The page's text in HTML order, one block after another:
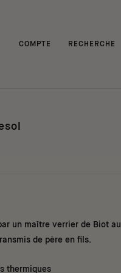
COMPTE RECHERCHE
un maître verrier de Biot au
de père en fils.
thermiques